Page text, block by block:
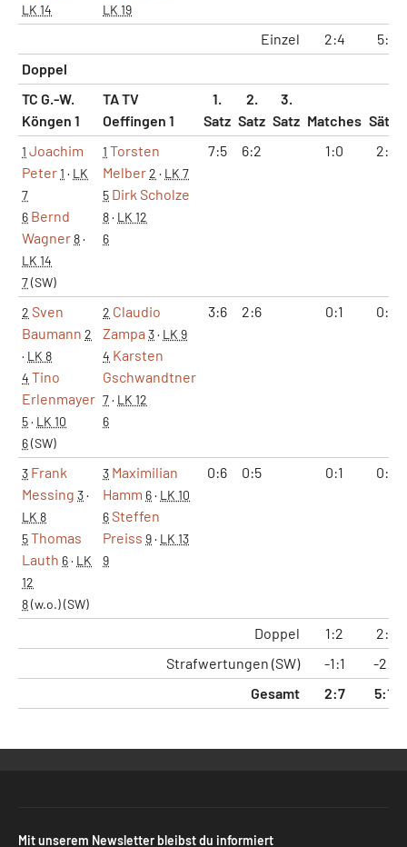
LK 14
LK 19
Einzel 2:4
5:9
Doppel
TC G.-W.
Köngen 1
TA TV
Oeffingen 1
1.
Satz
2.
Satz
3.
Satz Matches Sätze
1 Joachim
Peter1 · LK
7
6 Bernd
Wagner8·
LK 14
7(SW)
1 Torsten
Melber2 · LK 7
5 Dirk Scholze
8· LK 12
6
7:5 6:2 1:0 2:0
2 Sven
Baumann 2
· LK 8
4 Tino
Erlenmayer
5· LK 10
6(SW)
2 Claudio
Zampa 3· LK 9
4 Karsten
Gschwandtner
7· LK 12
6
3:6 2:6 0:1 0:2
3 Frank
Messing 3·
LK 8
5Thomas
Lauth 6· LK
12
8(w.o.)(SW)
3 Maximilian
Hamm 6· LK 10
6Steffen
Preiss 9· LK 13
9
0:6 0:5 0:1 0:2
Doppel 1:2
2:4
Strafwertungen (SW)
-1:1
-2:2
Gesamt
2:7 5:15
Mit unserem Newsletter bleibst du informiert